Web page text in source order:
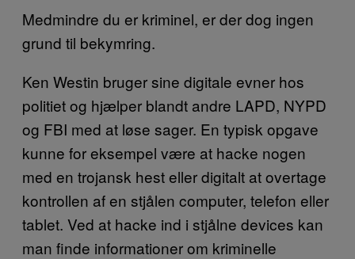
Medmindre du er kriminel, er der dog ingen
grund til bekymring.
Ken Westin bruger sine digitale evner hos
politiet og hjælper blandt andre LAPD, NYPD
og FBI med at løse sager. En typisk opgave
kunne for eksempel være at hacke nogen
med en trojansk hest eller digitalt at overtage
kontrollen af en stjålen computer, telefon eller
tablet. Ved at hacke ind i stjålne devices kan
man finde informationer om kriminelle